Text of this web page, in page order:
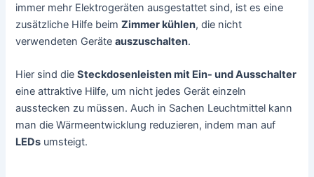
immer mehr Elektrogeräten ausgestattet sind, ist es eine
zusätzliche Hilfe beimZimmer kühlen, die nicht
verwendeten Geräteauszuschalten.
Hier sind dieSteckdosenleisten mit Ein- und Ausschalter
eine attraktive Hilfe, um nicht jedes Gerät einzeln
ausstecken zu müssen. Auch in Sachen Leuchtmittel kann
man die Wärmeentwicklung reduzieren, indem man auf
LEDs umsteigt.